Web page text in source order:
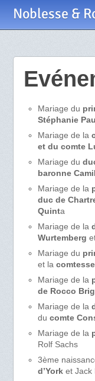
Noblesse &
Mariage du
Stéphanie
Mariage de la
et du comte
Mariage du
baronne
Mariage de la
duc de
Quinta
Mariage de la
Wurtemberg
Mariage du
et la
Mariage de la
de Rocco
Mariage de la
du comte
Mariage de la
Rolf Sachs
3ème
d’Yorket Jack